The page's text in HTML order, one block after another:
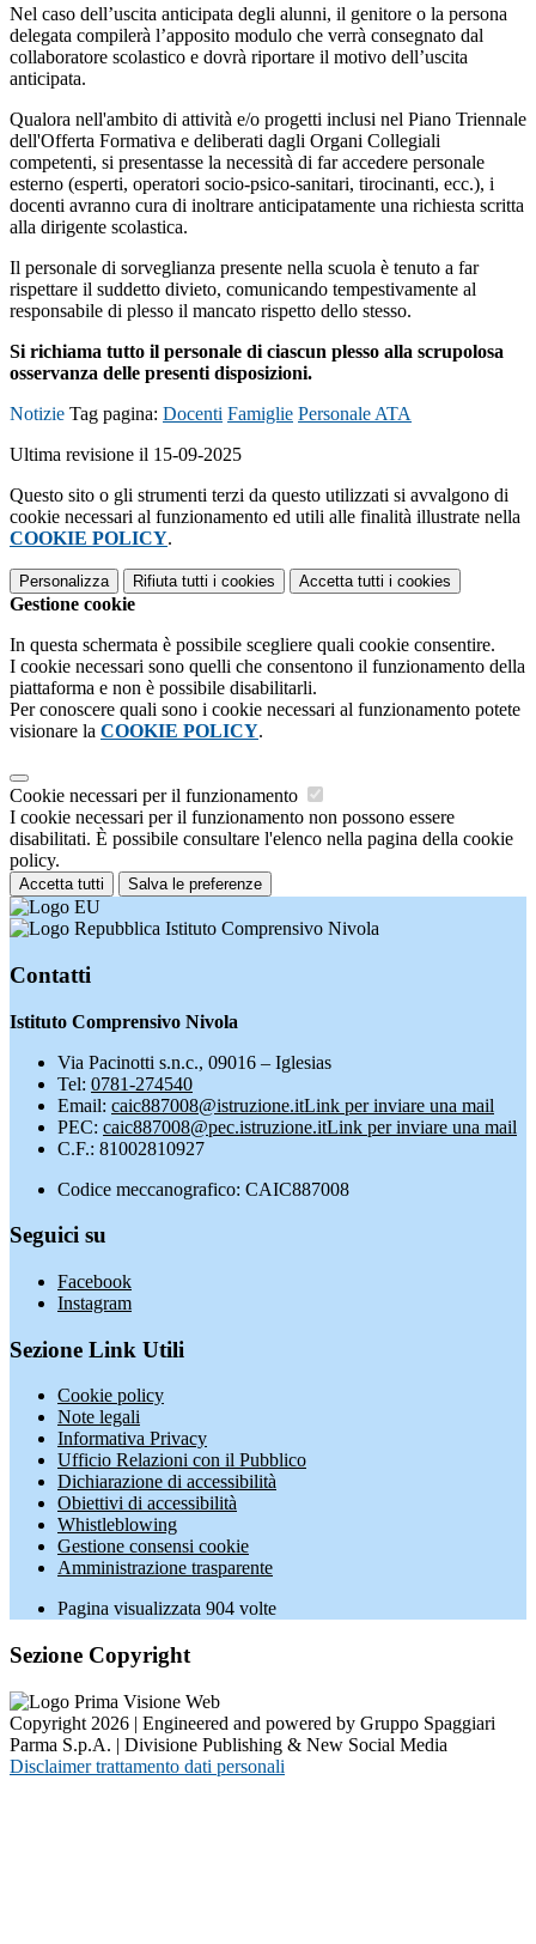
Nel caso dell’uscita anticipata degli alunni, il genitore o la persona
delegata compilerà l’apposito modulo che verrà consegnato dal
collaboratore scolastico e dovrà riportare il motivo dell’uscita
anticipata.
Qualora nell'ambito di attività e/o progetti inclusi nel Piano Triennale
dell'Offerta Formativa e deliberati dagli Organi Collegiali
competenti, si presentasse la necessità di far accedere personale
esterno (esperti, operatori socio-psico-sanitari, tirocinanti, ecc.), i
docenti avranno cura di inoltrare anticipatamente una richiesta scritta
alla dirigente scolastica.
Il personale di sorveglianza presente nella scuola è tenuto a far
rispettare il suddetto divieto, comunicando tempestivamente al
responsabile di plesso il mancato rispetto dello stesso.
Si richiama tutto il personale di ciascun plesso alla scrupolosa
osservanza delle presenti disposizioni.
Notizie Tag pagina: Docenti Famiglie Personale ATA
Ultima revisione il 15-09-2025
Questo sito o gli strumenti terzi da questo utilizzati si avvalgono di
cookie necessari al funzionamento ed utili alle finalità illustrate nella
COOKIE POLICY.
Personalizza Rifiuta tutti i cookies Accetta tutti i cookies
Gestione cookie
In questa schermata è possibile scegliere quali cookie consentire.
I cookie necessari sono quelli che consentono il funzionamento della
piattaforma e non è possibile disabilitarli.
Per conoscere quali sono i cookie necessari al funzionamento potete
visionare la COOKIE POLICY.
Cookie necessari per il funzionamento
I cookie necessari per il funzionamento non possono essere
disabilitati. È possibile consultare l'elenco nella pagina della cookie
policy.
Accetta tutti Salva le preferenze
Istituto Comprensivo Nivola
Contatti
Istituto Comprensivo Nivola
Via Pacinotti s.n.c., 09016 – Iglesias
Tel: 0781-274540
Email: caic887008@istruzione.itLink per inviare una mail
PEC: caic887008@pec.istruzione.itLink per inviare una mail
C.F.: 81002810927
Codice meccanografico: CAIC887008
Seguici su
Facebook
Instagram
Sezione Link Utili
Cookie policy
Note legali
Informativa Privacy
Ufficio Relazioni con il Pubblico
Dichiarazione di accessibilità
Obiettivi di accessibilità
Whistleblowing
Gestione consensi cookie
Amministrazione trasparente
Pagina visualizzata 904 volte
Sezione Copyright
Copyright 2026 | Engineered and powered by Gruppo Spaggiari
Parma S.p.A. | Divisione Publishing & New Social Media
Disclaimer trattamento dati personali